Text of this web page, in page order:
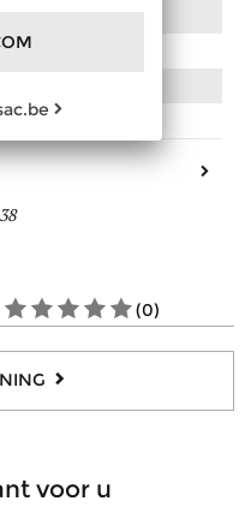
NC MID
Normaal, op maat
Textiel
Textiel
cm
(0)
voor u